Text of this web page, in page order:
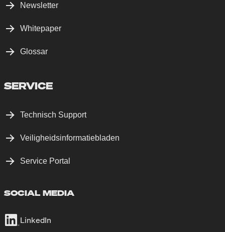
Newsletter
Whitepaper
Glossar
SERVICE
Technisch Support
Veiligheidsinformatiebladen
Service Portal
SOCIAL MEDIA
LinkedIn